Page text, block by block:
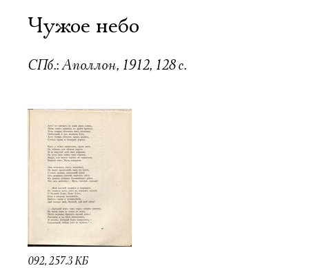
Чужое небо
СПб.: Аполлон, 1912, 128 с.
092, 257.3 КБ